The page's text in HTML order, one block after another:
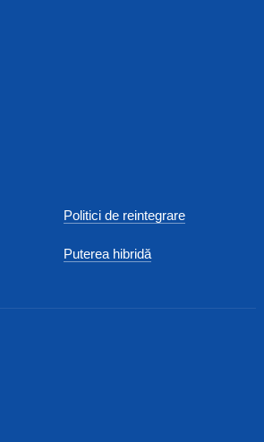
Politici de reintegrare
Puterea hibridă